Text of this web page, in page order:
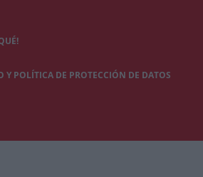
Y POLÍTICA DE PROTECCIÓN DE DATOS